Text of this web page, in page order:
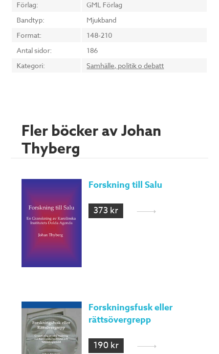
Förlag:
GML Förlag
Bandtyp:
Mjukband
Format:
148-210
Antal sidor:
186
Kategori:
Samhälle, politik o debatt
Fler böcker av Johan
Thyberg
Forskning till Salu
373 kr
Forskningsfusk eller
rättsövergrepp
190 kr